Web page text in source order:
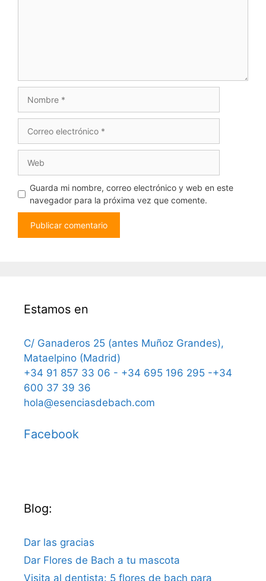
electrónico
Guarda mi nombre, correo electrónico y web en este
navegador para la próxima vez que comente.
Estamos en
C/ Ganaderos 25 (antes Muñoz Grandes),
Mataelpino (Madrid)
+34 91 857 33 06 - +34 695 196 295 -+34
600 37 39 36
hola@esenciasdebach.com
Facebook
Blog:
Dar las gracias
Dar Flores de Bach a tu mascota
Visita al dentista: 5 flores de bach para